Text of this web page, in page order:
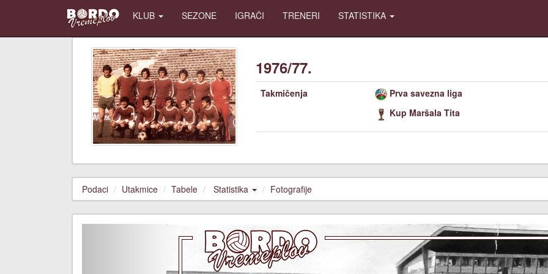
KLUB SEZONE IGRAČI TRENERI STATISTIKA
1976/77.
Takmičenja
Prva savezna liga
Kup Maršala Tita
Podaci Utakmice Tabele Statistika Fotografije